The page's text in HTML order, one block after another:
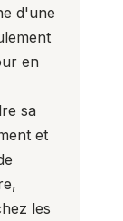
d'une
en
sa
et
les